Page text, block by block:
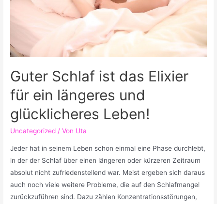
Guter Schlaf ist das Elixier
für ein längeres und
glücklicheres Leben!
Uncategorized / Von Uta
Jeder hat in seinem Leben schon einmal eine Phase durchlebt,
in der der Schlaf über einen längeren oder kürzeren Zeitraum
absolut nicht zufriedenstellend war. Meist ergeben sich daraus
auch noch viele weitere Probleme, die auf den Schlafmangel
zurückzuführen sind. Dazu zählen Konzentrationsstörungen,